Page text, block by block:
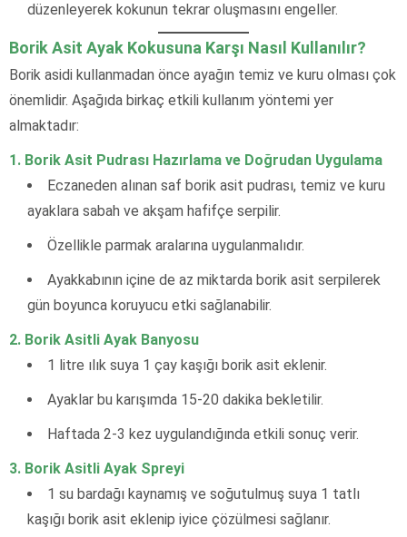
düzenleyerek kokunun tekrar oluşmasını engeller.
Borik Asit Ayak Kokusuna Karşı Nasıl Kullanılır?
Borik asidi kullanmadan önce ayağın temiz ve kuru olması çok
önemlidir. Aşağıda birkaç etkili kullanım yöntemi yer
almaktadır:
1. Borik Asit Pudrası Hazırlama ve Doğrudan Uygulama
Eczaneden alınan saf borik asit pudrası, temiz ve kuru
ayaklara sabah ve akşam hafifçe serpilir.
Özellikle parmak aralarına uygulanmalıdır.
Ayakkabının içine de az miktarda borik asit serpilerek
gün boyunca koruyucu etki sağlanabilir.
2. Borik Asitli Ayak Banyosu
1 litre ılık suya 1 çay kaşığı borik asit eklenir.
Ayaklar bu karışımda 15-20 dakika bekletilir.
Haftada 2-3 kez uygulandığında etkili sonuç verir.
3. Borik Asitli Ayak Spreyi
1 su bardağı kaynamış ve soğutulmuş suya 1 tatlı
kaşığı borik asit eklenip iyice çözülmesi sağlanır.